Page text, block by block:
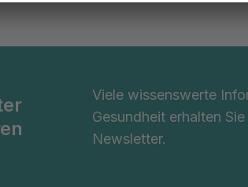
Viele wissenswerte
Gesundheit erhalten
Newsletter.